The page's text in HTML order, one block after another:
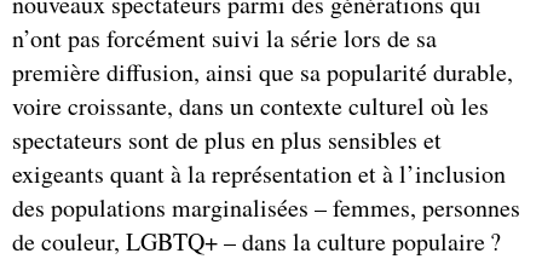
n’ont pas forcément suivi la série lors de sa
première diffusion, ainsi que sa popularité durable,
voire croissante, dans un contexte culturel où les
spectateurs sont de plus en plus sensibles et
exigeants quant à la représentation et à l’inclusion
des populations marginalisées – femmes, personnes
de couleur, LGBTQ+ – dans la culture populaire ?